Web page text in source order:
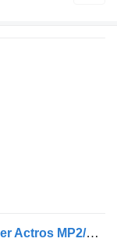
Преобразователь напряжения Weber Actros MP2/MP3 (01.02-12.14) A0005429125 для грузовика Mercedes-Benz Actros, Axor MP1, MP2, MP3 (1996-2014)